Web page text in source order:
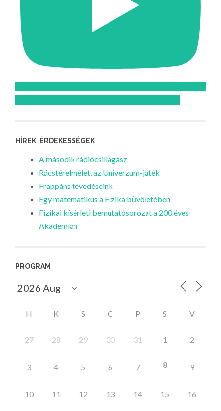
HÍREK, ÉRDEKESSÉGEK
A második rádiócsillagász
Rácstérelmélet, az Univerzum-játék
Frappáns tévedéseink
Egy matematikus a Fizika bűvöletében
Fizikai kísérleti bemutatósorozat a 200 éves
Akadémián
PROGRAM
H K S C P S V
27 28 29 30 31 1 2
3 4 5 6 7 8 9
10 11 12 13 14 15 16